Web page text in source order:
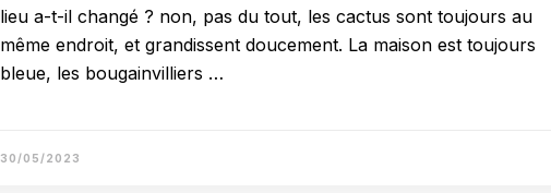
lieu a-t-il changé ? non, pas du tout, les cactus sont toujours au
même endroit, et grandissent doucement. La maison est toujours
bleue, les bougainvilliers …
30/05/2023